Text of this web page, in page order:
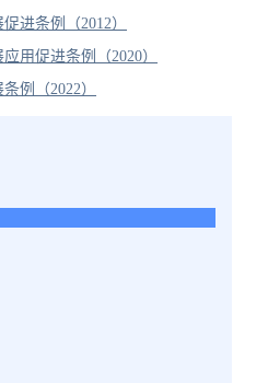
进条例（2012）
用促进条例（2020）
例（2022）